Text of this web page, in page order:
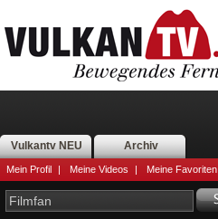
Vulkantv NEU Archiv
Mein Profil | Meine Videos | Meine Favoriten